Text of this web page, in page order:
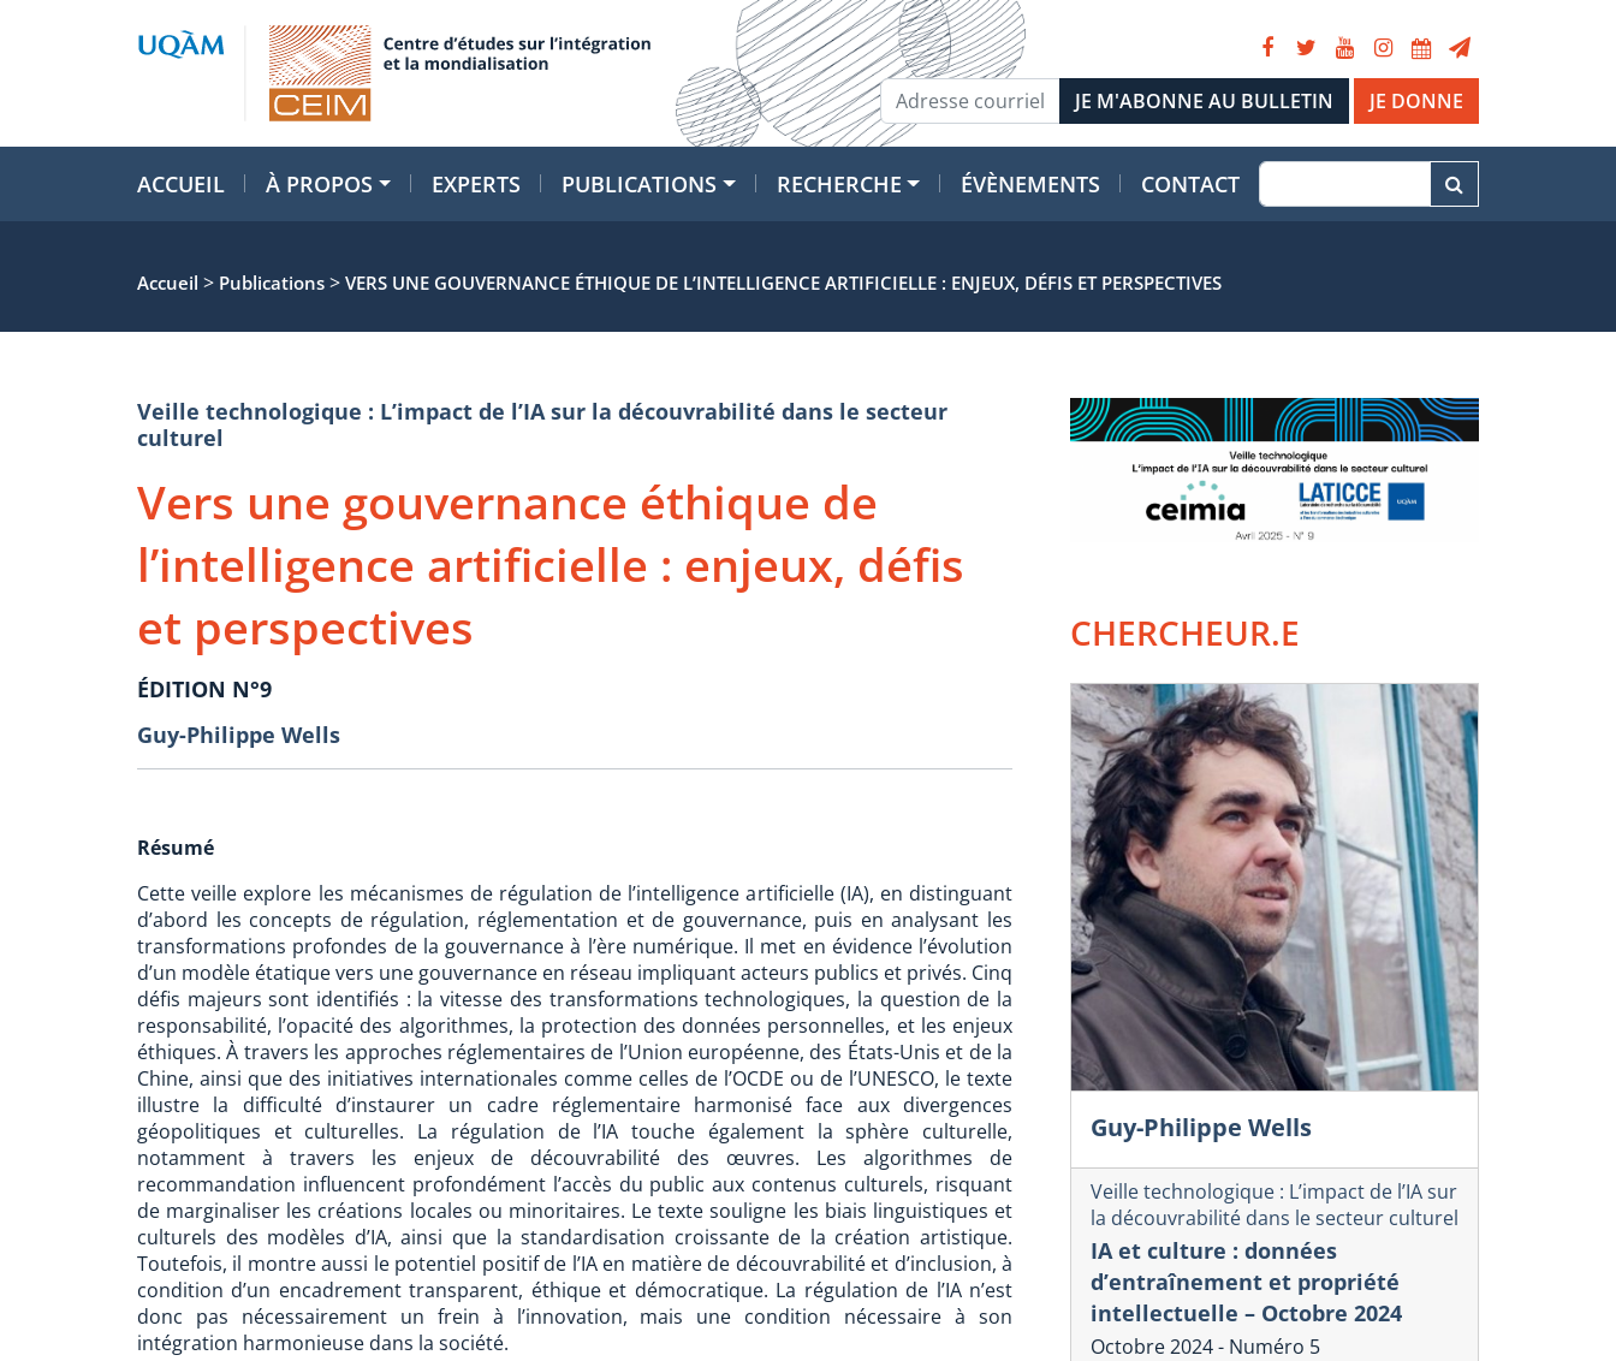
JE DONNE
ACCUEIL À PROPOS EXPERTS PUBLICATIONS RECHERCHE ÉVÈNEMENTS CONTACT
Accueil > Publications > VERS UNE GOUVERNANCE ÉTHIQUE DE L’INTELLIGENCE ARTIFICIELLE : ENJEUX, DÉFIS ET PERSPECTIVES
Veille technologique : L’impact de l’IA sur la découvrabilité dans le secteur
culturel
Vers une gouvernance éthique de
l’intelligence artificielle : enjeux, défis
et perspectives
ÉDITION N°9
Guy-Philippe Wells
Résumé
Cette veille explore les mécanismes de régulation de l’intelligence artificielle (IA), en distinguant
d’abord les concepts de régulation, réglementation et de gouvernance, puis en analysant les
transformations profondes de la gouvernance à l’ère numérique. Il met en évidence l’évolution
d’un modèle étatique vers une gouvernance en réseau impliquant acteurs publics et privés. Cinq
défis majeurs sont identifiés : la vitesse des transformations technologiques, la question de la
responsabilité, l’opacité des algorithmes, la protection des données personnelles, et les enjeux
éthiques. À travers les approches réglementaires de l’Union européenne, des États-Unis et de la
Chine, ainsi que des initiatives internationales comme celles de l’OCDE ou de l’UNESCO, le texte
illustre la difficulté d’instaurer un cadre réglementaire harmonisé face aux divergences
géopolitiques et culturelles. La régulation de l’IA touche également la sphère culturelle,
notamment à travers les enjeux de découvrabilité des œuvres. Les algorithmes de
recommandation influencent profondément l’accès du public aux contenus culturels, risquant
de marginaliser les créations locales ou minoritaires. Le texte souligne les biais linguistiques et
culturels des modèles d’IA, ainsi que la standardisation croissante de la création artistique.
Toutefois, il montre aussi le potentiel positif de l’IA en matière de découvrabilité et d’inclusion, à
condition d’un encadrement transparent, éthique et démocratique. La régulation de l’IA n’est
donc pas nécessairement un frein à l’innovation, mais une condition nécessaire à son
intégration harmonieuse dans la société.
CHERCHEUR.E
Guy-Philippe Wells
Veille technologique : L’impact de l’IA sur
la découvrabilité dans le secteur culturel
IA et culture : données
d’entraînement et propriété
intellectuelle – Octobre 2024
Octobre 2024 - Numéro 5